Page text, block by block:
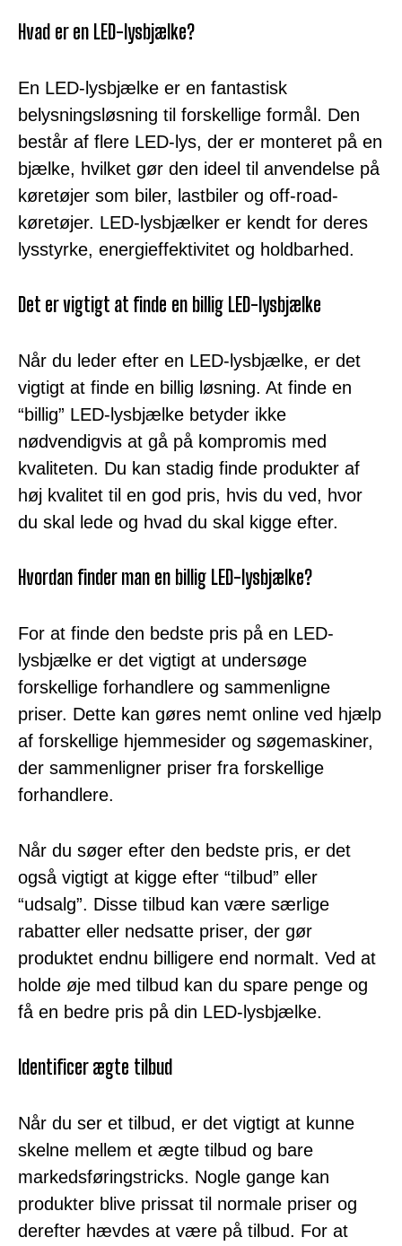
Hvad er en LED-lysbjælke?
En LED-lysbjælke er en fantastisk
belysningsløsning til forskellige formål. Den
består af flere LED-lys, der er monteret på en
bjælke, hvilket gør den ideel til anvendelse på
køretøjer som biler, lastbiler og off-road-
køretøjer. LED-lysbjælker er kendt for deres
lysstyrke, energieffektivitet og holdbarhed.
Det er vigtigt at finde en billig LED-lysbjælke
Når du leder efter en LED-lysbjælke, er det
vigtigt at finde en billig løsning. At finde en
“billig” LED-lysbjælke betyder ikke
nødvendigvis at gå på kompromis med
kvaliteten. Du kan stadig finde produkter af
høj kvalitet til en god pris, hvis du ved, hvor
du skal lede og hvad du skal kigge efter.
Hvordan finder man en billig LED-lysbjælke?
For at finde den bedste pris på en LED-
lysbjælke er det vigtigt at undersøge
forskellige forhandlere og sammenligne
priser. Dette kan gøres nemt online ved hjælp
af forskellige hjemmesider og søgemaskiner,
der sammenligner priser fra forskellige
forhandlere.
Når du søger efter den bedste pris, er det
også vigtigt at kigge efter “tilbud” eller
“udsalg”. Disse tilbud kan være særlige
rabatter eller nedsatte priser, der gør
produktet endnu billigere end normalt. Ved at
holde øje med tilbud kan du spare penge og
få en bedre pris på din LED-lysbjælke.
Identificer ægte tilbud
Når du ser et tilbud, er det vigtigt at kunne
skelne mellem et ægte tilbud og bare
markedsføringstricks. Nogle gange kan
produkter blive prissat til normale priser og
derefter hævdes at være på tilbud. For at